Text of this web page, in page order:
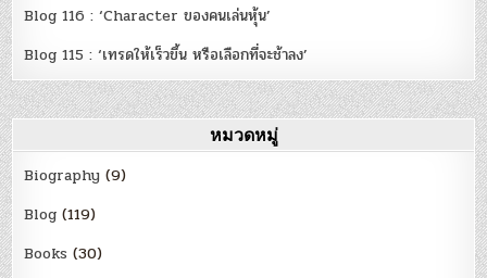
Blog 116 : ‘Character ของคนเล่นหุ้น’
Blog 115 : ‘เทรดให้เร็วขึ้น หรือเลือกที่จะช้าลง’
หมวดหมู่
Biography (9)
Blog (119)
Books (30)